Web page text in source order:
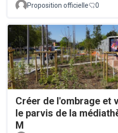
Proposition officielle 0
Créer de l'ombrage et
le parvis de la
M